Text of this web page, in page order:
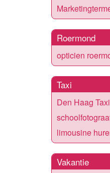
Roermond
opticien
Taxi
Den Haag Taxi
limousine
Vakantie